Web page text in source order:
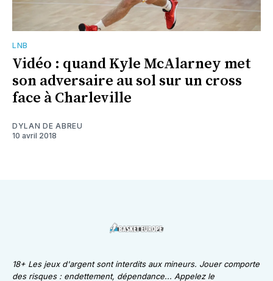
LNB
Vidéo : quand Kyle McAlarney met
son adversaire au sol sur un cross
face à Charleville
DYLAN DE ABREU
10 avril 2018
18+ Les jeux d'argent sont interdits aux mineurs. Jouer comporte
des risques : endettement, dépendance... Appelez le